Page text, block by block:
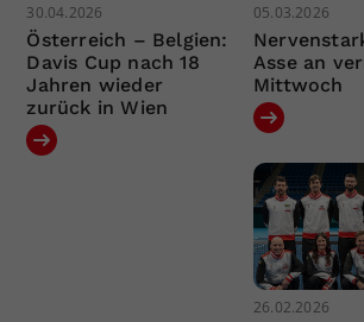
30.04.2026
Österreich – Belgien:
Davis Cup nach 18
Jahren wieder
zurück in Wien
05.03.2026
Asse an
Mittwoch
26.02.2026